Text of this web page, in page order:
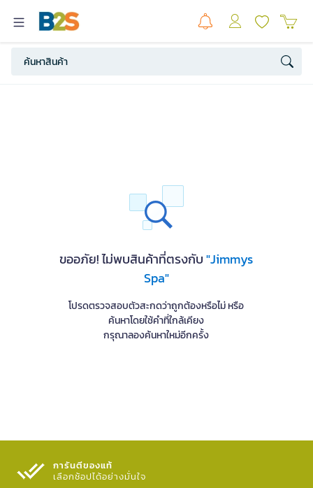
ขออภัย! ไม่พบสินค้าที่ตรงกับ"Jimmys
Spa"
โปรดตรวจสอบตัวสะกดว่าถูกต้องหรือไม่ หรือ
ค้นหาโดยใช้คำที่ใกล้เคียง
กรุณาลองค้นหาใหม่อีกครั้ง
การันตีของแท้
เลือกช้อปได้อย่างมั่นใจ​